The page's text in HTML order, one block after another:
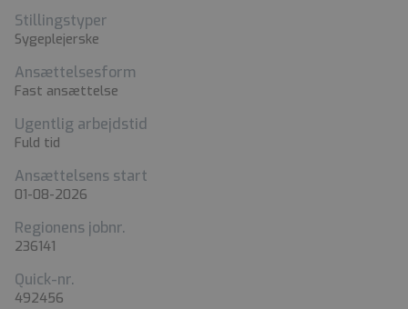
Stillingstyper
Sygeplejerske
Ansættelsesform
Fast ansættelse
Ugentlig arbejdstid
Fuld tid
Ansættelsens start
01-08-2026
Regionens jobnr.
236141
Quick-nr.
492456